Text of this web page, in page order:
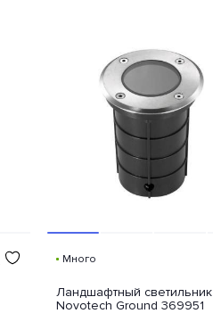
Много
Ландшафтный светильник
Novotech Ground 369951